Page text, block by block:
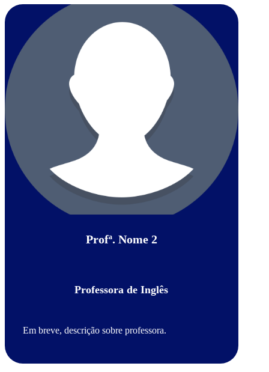
Profª. Nome 2
Professora de Inglês
Em breve, descrição sobre professora.